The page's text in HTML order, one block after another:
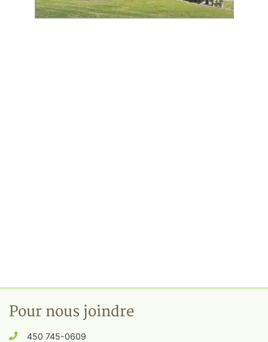
Pour nous joindre
450 745-0609